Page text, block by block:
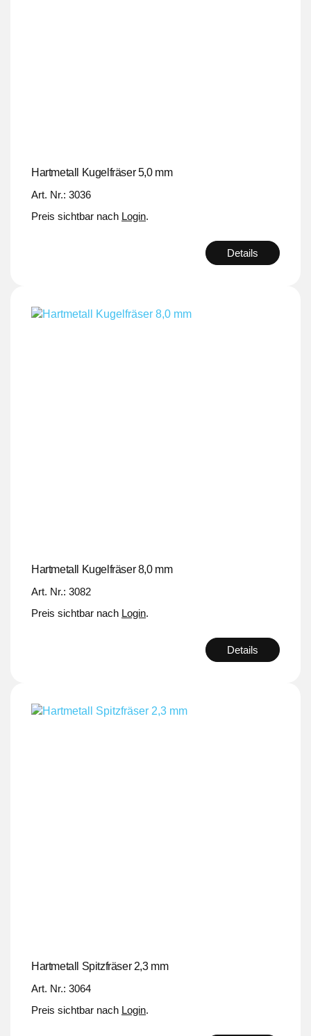
Hartmetall Kugelfräser 5,0 mm
Art. Nr.: 3036
Preis sichtbar nach Login.
Details
Hartmetall Kugelfräser 8,0 mm
Art. Nr.: 3082
Preis sichtbar nach Login.
Details
Hartmetall Spitzfräser 2,3 mm
Art. Nr.: 3064
Preis sichtbar nach Login.